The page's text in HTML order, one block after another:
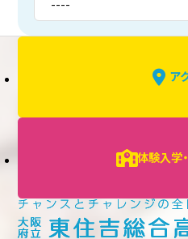
ア
体験入学